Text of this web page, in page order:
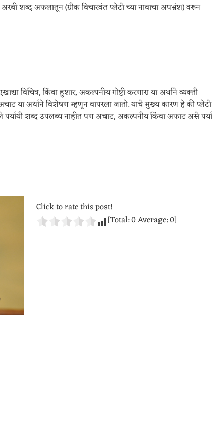
शब्द अफलातून (ग्रीक विचारवंत प्लेटो च्या नावाचा अपभ्रंश) वरून
विचित्र, किंवा हुशार, अकल्पनीय गोष्टी करणारा या अर्थाने व्यक्ती
या अर्थाने विशेषण म्हणून वापरला जातो. याचे मुख्य कारण हे की प्लेटो
पर्यायी शब्द उपलब्ध नाहीत पण अचाट, अकल्पनीय किंवा अफाट असे
Click to rate this post!
[Total:0Average:0]